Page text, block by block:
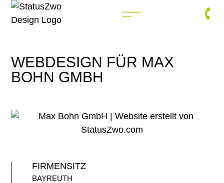
WEBDESIGN FÜR MAX
BOHN GMBH
FIRMENSITZ
BAYREUTH